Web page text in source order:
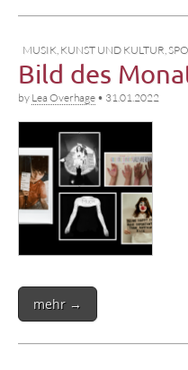
MUSIK, KUNST UND KULTUR,
Bild des
by Lea Overhage • 31.01.2022
mehr →